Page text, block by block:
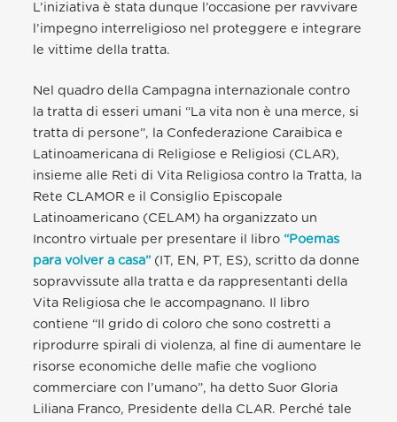
L’iniziativa è stata dunque l’occasione per ravvivare
l’impegno interreligioso nel proteggere e integrare
le vittime della tratta.
Nel quadro della Campagna internazionale contro
la tratta di esseri umani “La vita non è una merce, si
tratta di persone”, la Confederazione Caraibica e
Latinoamericana di Religiose e Religiosi (CLAR),
insieme alle Reti di Vita Religiosa contro la Tratta, la
Rete CLAMOR e il Consiglio Episcopale
Latinoamericano (CELAM) ha organizzato un
Incontro virtuale per presentare il libro “Poemas
para volver a casa” (IT, EN, PT, ES), scritto da donne
sopravvissute alla tratta e da rappresentanti della
Vita Religiosa che le accompagnano. Il libro
contiene “Il grido di coloro che sono costretti a
riprodurre spirali di violenza, al fine di aumentare le
risorse economiche delle mafie che vogliono
commerciare con l’umano”, ha detto Suor Gloria
Liliana Franco, Presidente della CLAR. Perché tale